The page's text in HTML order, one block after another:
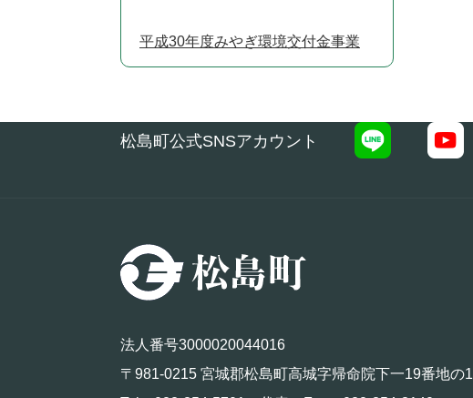
平成30年度みやぎ環境交付金事業
松島町公式SNSアカウント
法人番号3000020044016
〒981-0215 宮城郡松島町高城字帰命院下一19番地の1